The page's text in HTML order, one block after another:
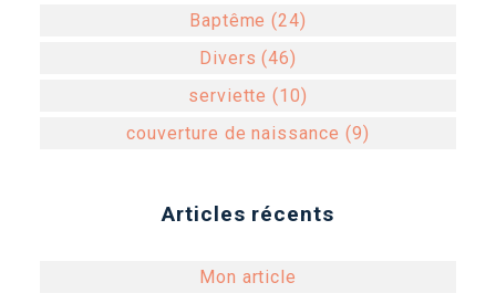
Baptême (24)
Divers (46)
serviette (10)
couverture de naissance (9)
Articles récents
Mon article